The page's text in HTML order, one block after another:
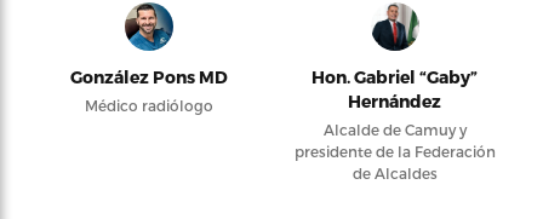
González Pons MD
Médico radiólogo
Hon. Gabriel “Gaby”
Hernández
Alcalde de Camuy y
presidente de la Federación
de Alcaldes